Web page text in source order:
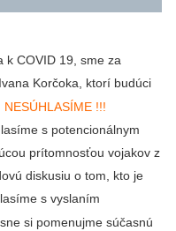
k COVID 19, sme za
Korčoka, ktorí budúci
NESÚHLASÍME !!!
s potencionálnym
prítomnosťou vojakov z
diskusiu o tom, kto je
s vyslaním
si pomenujme súčasnú